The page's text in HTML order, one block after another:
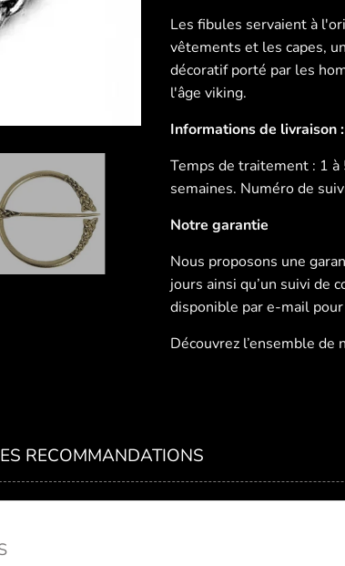
Les fibules servaient à
vêtements et les capes,
décoratif porté par les
l'âge viking.
Informations de livraison :
Temps de traitement : 1
semaines. Numéro de
Notre garantie
Nous proposons une
jours ainsi qu’un suivi de
disponible par e-mail
Découvrez l’ensemble de
RECOMMANDATIONS